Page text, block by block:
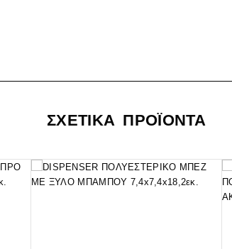
ΣΧΕΤΙΚΑ ΠΡΟΪΟΝΤΑ